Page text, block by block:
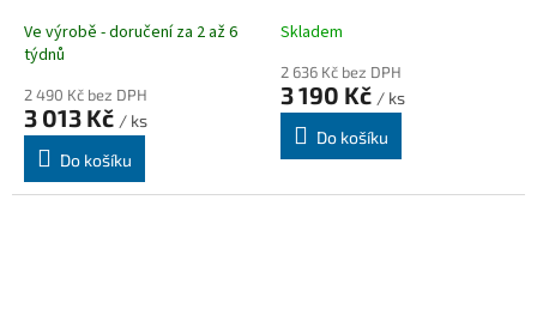
Ve výrobě - doručení za 2 až 6
týdnů
2 490 Kč bez DPH
3 013 Kč / ks
Do košíku
Skladem
2 636 Kč bez DPH
3 190 Kč / ks
Do košíku